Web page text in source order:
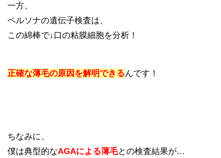
一方、
ペルソナの遺伝子検査は、
この綿棒で↓口の粘膜細胞を分析！
正確な薄毛の原因を解明できるんです！
ちなみに、
僕は典型的なAGAによる薄毛との検査結果が…